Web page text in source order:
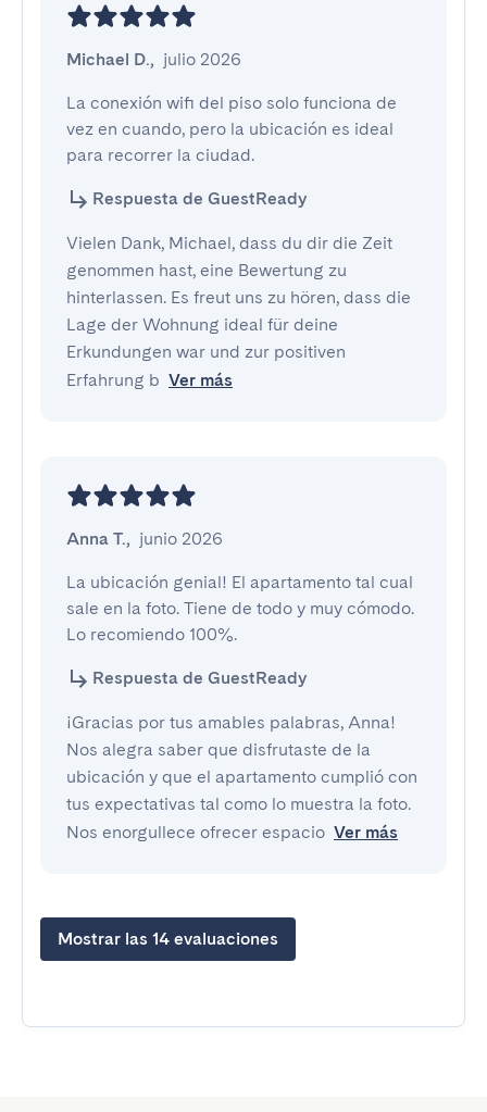
Michael D., julio 2026
La conexión wifi del piso solo funciona de
vez en cuando, pero la ubicación es ideal
para recorrer la ciudad.
Respuesta de GuestReady
Vielen Dank, Michael, dass du dir die Zeit
genommen hast, eine Bewertung zu
hinterlassen. Es freut uns zu hören, dass die
Lage der Wohnung ideal für deine
Erkundungen war und zur positiven
Erfahrung b Ver más
Anna T., junio 2026
La ubicación genial! El apartamento tal cual
sale en la foto. Tiene de todo y muy cómodo.
Lo recomiendo 100%.
Respuesta de GuestReady
¡Gracias por tus amables palabras, Anna!
Nos alegra saber que disfrutaste de la
ubicación y que el apartamento cumplió con
tus expectativas tal como lo muestra la foto.
Nos enorgullece ofrecer espacio Ver más
Mostrar las 14 evaluaciones